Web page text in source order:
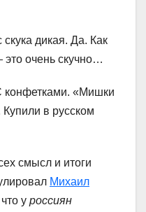
дикая. Да. Как
очень скучно…
конфетками. «Мишки
в русском
смысл и итоги
Михаил
у россиян